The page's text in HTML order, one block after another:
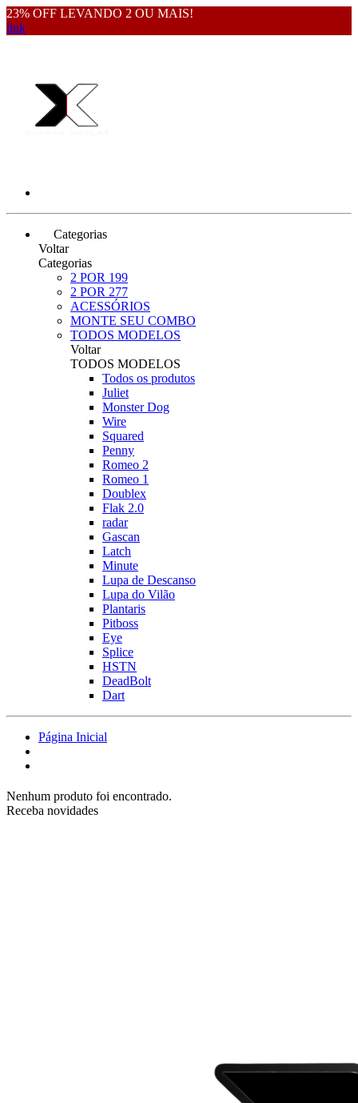
23% OFF LEVANDO 2 OU MAIS!
link
Categorias
Voltar
Categorias
2 POR 199
2 POR 277
ACESSÓRIOS
MONTE SEU COMBO
TODOS MODELOS
Voltar
TODOS MODELOS
Todos os produtos
Juliet
Monster Dog
Wire
Squared
Penny
Romeo 2
Romeo 1
Doublex
Flak 2.0
radar
Gascan
Latch
Minute
Lupa de Descanso
Lupa do Vilão
Plantaris
Pitboss
Eye
Splice
HSTN
DeadBolt
Dart
Página Inicial
Nenhum produto foi encontrado.
Receba novidades